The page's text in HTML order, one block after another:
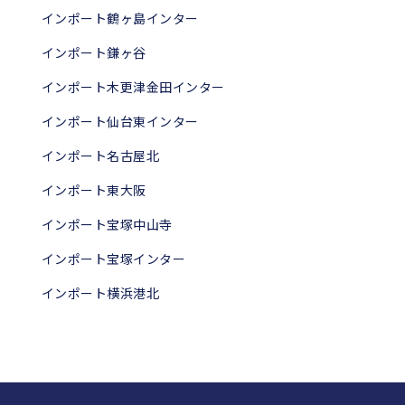
インポート鶴ヶ島インター
インポート鎌ヶ谷
インポート木更津金田インター
インポート仙台東インター
インポート名古屋北
インポート東大阪
インポート宝塚中山寺
インポート宝塚インター
インポート横浜港北